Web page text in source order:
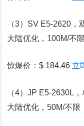
（3）SV E5-2620，
大陆优化，100M/不限
惊爆价：$ 184.46 立
（4）JP E5-2630L
大陆优化，50M/不限